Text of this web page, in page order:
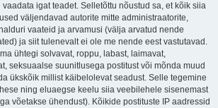
igat teadet. Selletõttu nõustud sa, et kõik siia
väljendavad autorite mitte administraatorite,
vaateid ja arvamusi (välja arvatud nende
ja siit tulenevalt ei ole me nende eest vastutavad.
ühtegi solvavat, roppu, labast, laimavat,
seksuaalse suunitlusega postitust või mõnda muud
ükskõik millist käibelolevat seadust. Selle tegemine
ning eluaegse keelu siia veebilehele sisenemast
võetakse ühendust). Kõikide postituste IP aadressid